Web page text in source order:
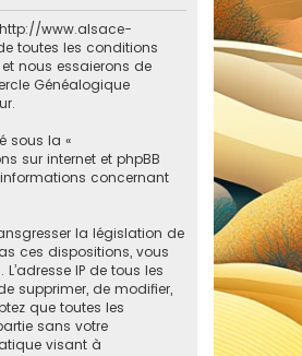
http://www.alsace-
toutes les conditions
nous essaierons de
Généalogique
sous la «
sur internet et phpBB
concernant
la législation de
ces dispositions, vous
IP de tous les
supprimer, de modifier,
que toutes les
sans votre
visant à